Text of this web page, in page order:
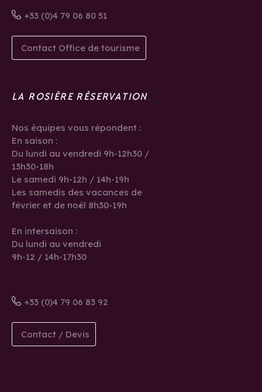
+33 (0)4 79 06 80 51
Contact Office de tourisme
LA ROSIÈRE RÉSERVATION
Nos équipes vous répondent :
En saison :
Du lundi au vendredi 9h-12h30 /
13h30-18h
Le samedi 9h-12h / 14h-19h
Les samedis des vacances de
février et de noël 8h30-19h
En intersaison :
Du lundi au vendredi
9h-12 / 14h-17h30
+33 (0)4 79 06 83 92
Contact / Devis